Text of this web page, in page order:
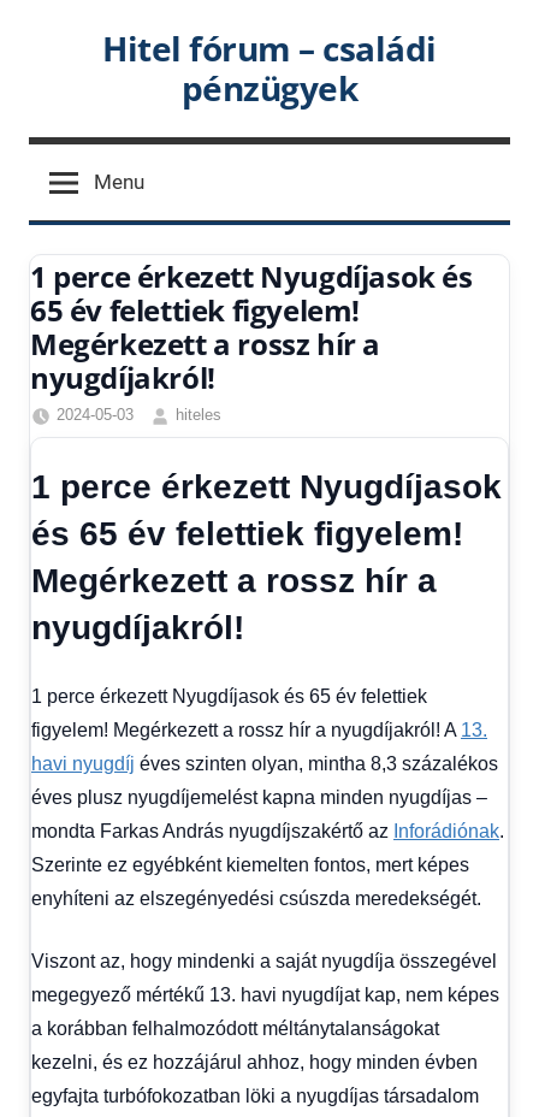
Hitel fórum – családi
pénzügyek
Menu
1 perce érkezett Nyugdíjasok és
65 év felettiek figyelem!
Megérkezett a rossz hír a
nyugdíjakról!
2024-05-03
hiteles
Friss
Gazdaság,
Hírek
Hitel
fórum
1 perce érkezett Nyugdíjasok
és 65 év felettiek figyelem!
Megérkezett a rossz hír a
nyugdíjakról!
1 perce érkezett Nyugdíjasok és 65 év felettiek
figyelem! Megérkezett a rossz hír a nyugdíjakról! A 13.
havi nyugdíj éves szinten olyan, mintha 8,3 százalékos
éves plusz nyugdíjemelést kapna minden nyugdíjas –
mondta Farkas András nyugdíjszakértő az Inforádiónak.
Szerinte ez egyébként kiemelten fontos, mert képes
enyhíteni az elszegényedési csúszda meredekségét.
Viszont az, hogy mindenki a saját nyugdíja összegével
megegyező mértékű 13. havi nyugdíjat kap, nem képes
a korábban felhalmozódott méltánytalanságokat
kezelni, és ez hozzájárul ahhoz, hogy minden évben
egyfajta turbófokozatban löki a nyugdíjas társadalom